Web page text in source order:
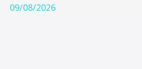
09/08/2026